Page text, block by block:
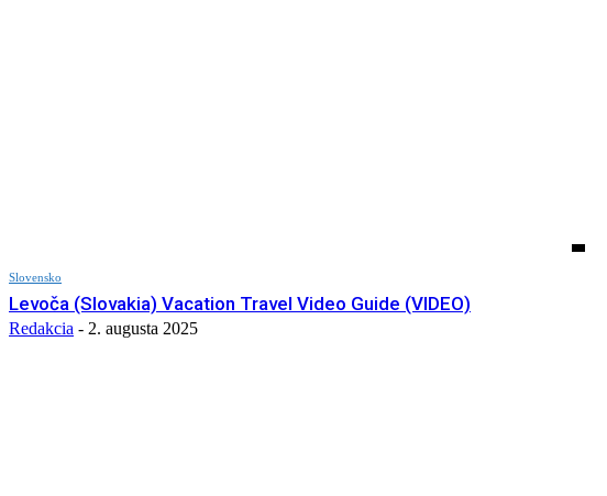
Slovensko
Levoča (Slovakia) Vacation Travel Video Guide (VIDEO)
Redakcia - 2. augusta 2025